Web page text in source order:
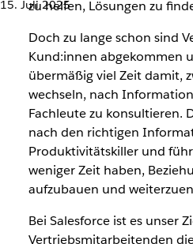
15. Juli 2025
zu helfen, Lösungen zu
Doch zu lange schon sind
Kund:innen abgekommen
übermäßig viel Zeit damit,
wechseln, nach
Fachleute zu konsultieren.
nach den richtigen
Produktivitätskiller und
weniger Zeit haben,
aufzubauen und
Bei Salesforce ist es unser
Vertriebsmitarbeitenden